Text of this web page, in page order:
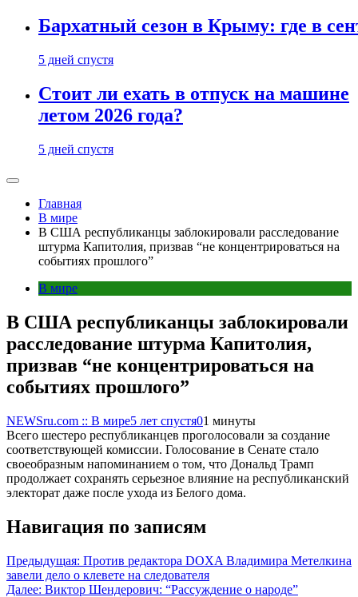
Бархатный сезон в Крыму: где в
5 дней спустя
Стоит ли ехать в отпуск на машине
летом 2026 года?
5 дней спустя
Главная
В мире
В США республиканцы заблокировали расследование
штурма Капитолия, призвав “не концентрироваться на
событиях прошлого”
В мире
В США республиканцы заблокировали
расследование штурма Капитолия,
призвав “не концентрироваться на
событиях прошлого”
NEWSru.com :: В мире5 лет спустя01 минуты
Всего шестеро республиканцев проголосовали за создание
соответствующей комиссии. Голосование в Сенате стало
своеобразным напоминанием о том, что Дональд Трамп
продолжает сохранять серьезное влияние на республиканский
электорат даже после ухода из Белого дома.
Навигация по записям
Предыдущая: Против редактора DOXA Владимира Метелкина
завели дело о клевете на следователя
Далее: Виктор Шендерович: “Рассуждение о народе”